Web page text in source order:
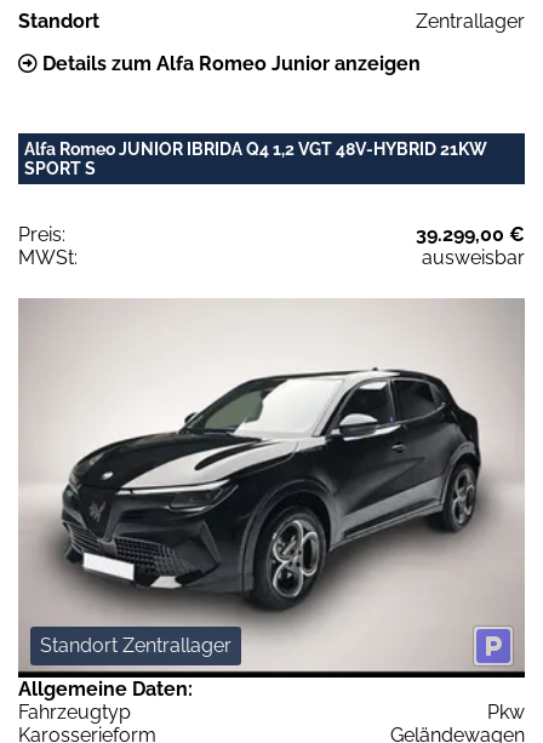
Standort
Zentrallager
Details zum Alfa Romeo Junior anzeigen
Alfa Romeo JUNIOR IBRIDA Q4 1,2 VGT 48V-HYBRID 21KW
SPORT S
Preis:
39.299,00 €
MWSt:
ausweisbar
Standort Zentrallager
Allgemeine Daten:
Fahrzeugtyp
Pkw
Karosserieform
Geländewagen